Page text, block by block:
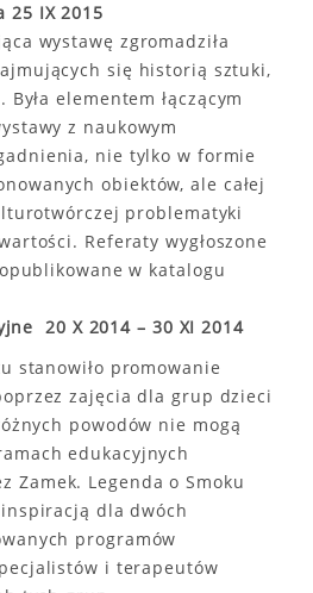
25 IX 2015
wystawę zgromadziła
się historią sztuki,
elementem łączącym
z naukowym
nie tylko w formie
obiektów, ale całej
problematyki
Referaty wygłoszone
w katalogu
20 X 2014 – 30 XI 2014
stanowiło promowanie
zajęcia dla grup dzieci
powodów nie mogą
edukacyjnych
Zamek. Legenda o Smoku
dla dwóch
programów
i terapeutów